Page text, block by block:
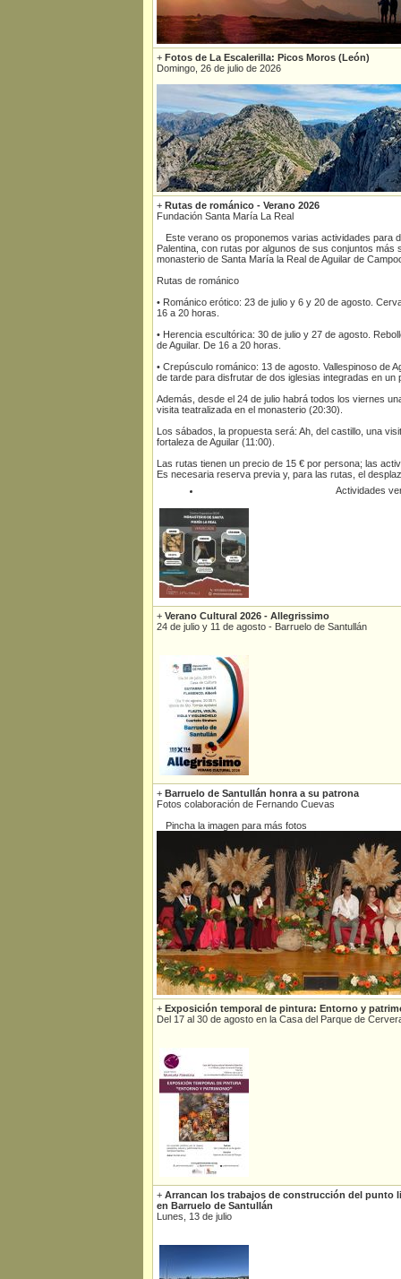
+ Fotos de La Escalerilla: Picos Moros (León)
Domingo, 26 de julio de 2026
+ Rutas de románico - Verano 2026
Fundación Santa María La Real
Este verano os proponemos varias actividades para
Palentina, con rutas por algunos de sus conjuntos más
monasterio de Santa María la Real de Aguilar de
Rutas de románico
• Románico erótico: 23 de julio y 6 y 20 de agosto.
16 a 20 horas.
• Herencia escultórica: 30 de julio y 27 de agosto.
de Aguilar. De 16 a 20 horas.
• Crepúsculo románico: 13 de agosto. Vallespinoso de
de tarde para disfrutar de dos iglesias integradas en
Además, desde el 24 de julio habrá todos los viernes
visita teatralizada en el monasterio (20:30).
Los sábados, la propuesta será: Ah, del castillo, una
fortaleza de Aguilar (11:00).
Las rutas tienen un precio de 15 € por persona; las
Es necesaria reserva previa y, para las rutas, el
Actividades
+ Verano Cultural 2026 - Allegrissimo
24 de julio y 11 de agosto - Barruelo de Santullán
+ Barruelo de Santullán honra a su patrona
Fotos colaboración de Fernando Cuevas
Pincha la imagen para más fotos
+ Exposición temporal de pintura: Entorno y
Del 17 al 30 de agosto en la Casa del Parque de
+ Arrancan los trabajos de construcción del punto
en Barruelo de Santullán
Lunes, 13 de julio